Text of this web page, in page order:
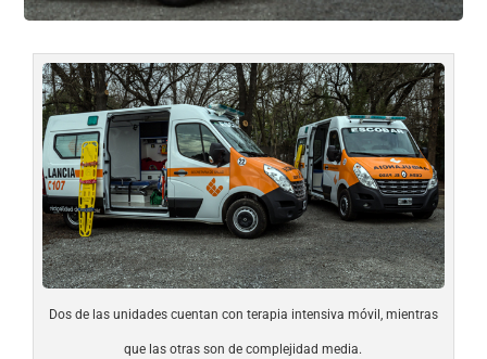
Dos de las unidades cuentan con terapia intensiva móvil, mientras
que las otras son de complejidad media.